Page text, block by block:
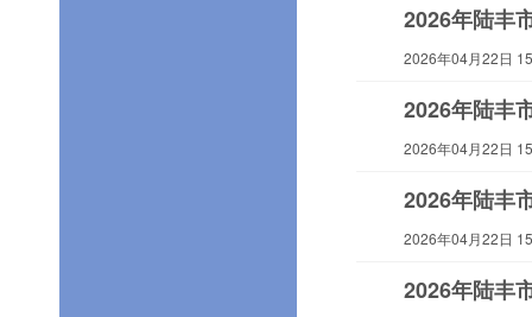
2026年陆丰
2026年04月22日
2026年陆丰
2026年04月22日
2026年陆丰
2026年04月22日
2026年陆丰